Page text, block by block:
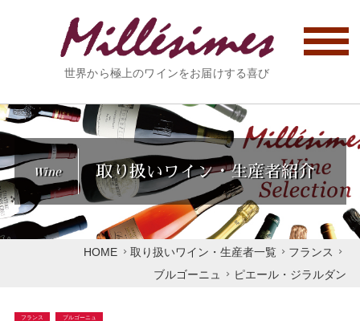
世界から極上のワインをお届けする喜び
Wine 取り扱いワイン・生産者紹介
HOME 取り扱いワイン・生産者一覧
フランス
ブルゴーニュ
ピエール・ジラルダン
フランス ブルゴーニュ